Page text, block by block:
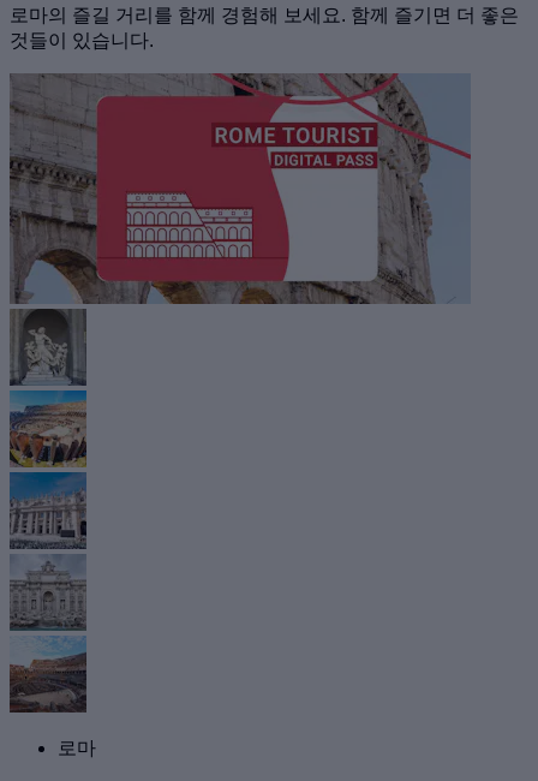
로마의 즐길 거리를 함께 경험해 보세요. 함께 즐기면 더 좋은
것들이 있습니다.
로마